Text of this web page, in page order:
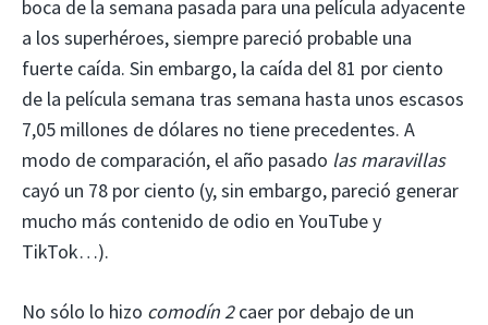
boca de la semana pasada para una película adyacente
a los superhéroes, siempre pareció probable una
fuerte caída. Sin embargo, la caída del 81 por ciento
de la película semana tras semana hasta unos escasos
7,05 millones de dólares no tiene precedentes. A
modo de comparación, el año pasado las maravillas
cayó un 78 por ciento (y, sin embargo, pareció generar
mucho más contenido de odio en YouTube y
TikTok…).
No sólo lo hizo comodín 2caer por debajo de un